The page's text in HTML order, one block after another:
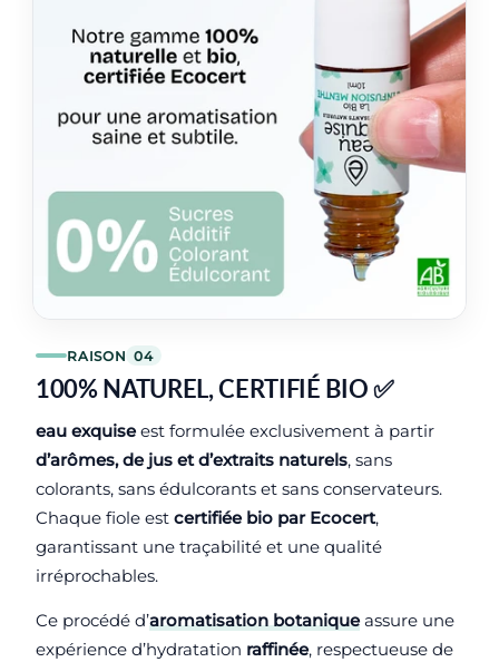
RAISON 04
100% NATUREL, CERTIFIÉ BIO ✅
eau exquiseest formulée exclusivement à partir
d’arômes, de jus et d’extraits naturels, sans
colorants, sans édulcorants et sans conservateurs.
Chaque fiole estcertifiée bio par Ecocert,
garantissant une traçabilité et une qualité
irréprochables.
Ce procédé d’aromatisation botaniqueassure une
expérience d’hydratation raffinée, respectueuse de